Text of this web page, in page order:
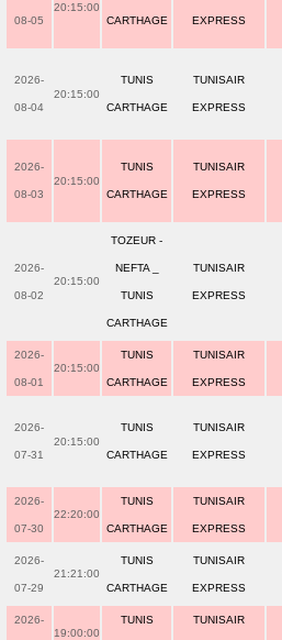
08-05
20:15:00
CARTHAGE EXPRESS
2026-
08-04
20:15:00
TUNIS
CARTHAGE
TUNISAIR
EXPRESS
2026-
08-03
20:15:00
TUNIS
CARTHAGE
TUNISAIR
EXPRESS
2026-
08-02
20:15:00
TOZEUR -
NEFTA _
TUNIS
CARTHAGE
TUNISAIR
EXPRESS
2026-
08-01
20:15:00
TUNIS
CARTHAGE
TUNISAIR
EXPRESS
2026-
07-31
20:15:00
TUNIS
CARTHAGE
TUNISAIR
EXPRESS
2026-
07-30
22:20:00
TUNIS
CARTHAGE
TUNISAIR
EXPRESS
2026-
07-29
21:21:00
TUNIS
CARTHAGE
TUNISAIR
EXPRESS
2026-
19:00:00
TUNIS TUNISAIR